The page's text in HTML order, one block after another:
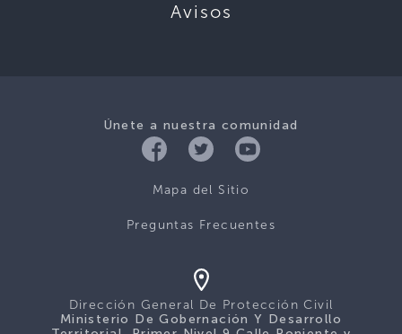
Avisos
Únete a nuestra comunidad
Mapa del Sitio
Preguntas Frecuentes
Dirección General De Protección Civil
Ministerio De Gobernación Y Desarrollo